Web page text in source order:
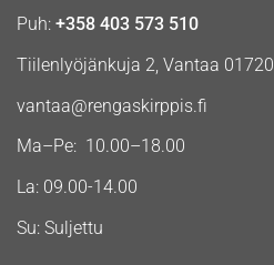
Puh: +358 403 573 510
Tiilenlyöjänkuja 2, Vantaa 01720
vantaa@rengaskirppis.fi
Ma–Pe: 10.00–18.00
La: 09.00-14.00
Su: Suljettu